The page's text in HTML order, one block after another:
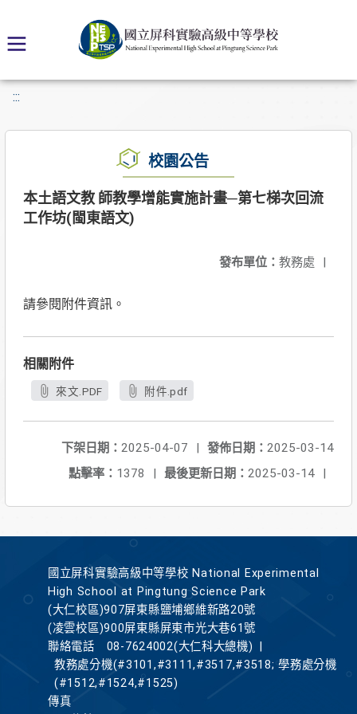
:::
校園公告
本土語文教 師教學增能實施計畫─第七梯次回流
工作坊(閩東語文)
發布單位： 教務處 |
請參閱附件資訊。
相關附件
來文.PDF 附件.pdf
發佈日期： 2025-03-14
下架日期： 2025-04-07
|
最後更新日期： 2025-03-14 |
點擊率： 1378 |
國立屏科實驗高級中等學校 National Experimental
High School at Pingtung Science Park
(大仁校區)907屏東縣鹽埔鄉維新路20號
(凌雲校區)900屏東縣屏東市光大巷61號
聯絡電話
08-7624002(大仁科大總機)
教務處分機(#3101,#3111,#3517,#3518; 學務處分機
(#1512,#1524,#1525)
傳真